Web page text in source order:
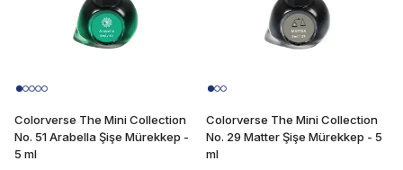
Colorverse The Mini Collection
No. 51 Arabella Şişe Mürekkep -
5 ml
Colorverse The Mini Collection
No. 29 Matter Şişe Mürekkep - 5
ml